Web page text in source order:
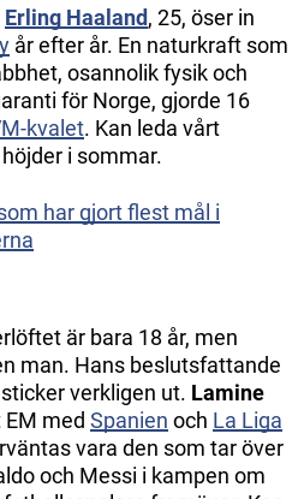
Erling Haaland, 25, öser in
år efter år. En naturkraft som
osannolik fysik och
för Norge, gjorde 16
kvalet. Kan leda vårt
i sommar.
har gjort flest mål i
är bara 18 år, men
man. Hans beslutsfattande
verkligen ut. Lamine
med Spanien och La Liga
vara den som tar över
och Messi i kampen om